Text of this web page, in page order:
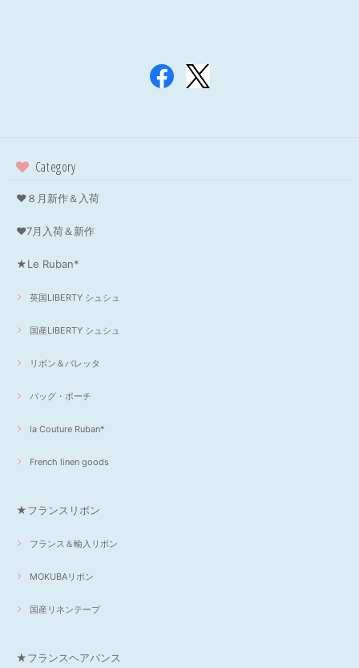
Category
❤８月新作＆入荷
❤7月入荷＆新作
★Le Ruban*
英国LIBERTY シュシュ
国産LIBERTY シュシュ
リボン＆バレッタ
バッグ・ポーチ
la Couture Ruban*
French linen goods
★フランスリボン
フランス＆輸入リボン
MOKUBAリボン
国産リネンテープ
★フランスヘアバンス